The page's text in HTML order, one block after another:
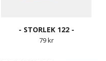
- STORLEK 122 -
79 kr